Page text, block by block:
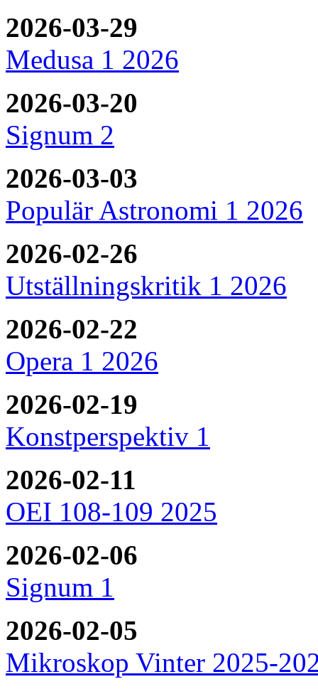
2026-03-29
Medusa 1 2026
2026-03-20
Signum 2
2026-03-03
Populär Astronomi 1 2026
2026-02-26
Utställningskritik 1 2026
2026-02-22
Opera 1 2026
2026-02-19
Konstperspektiv 1
2026-02-11
OEI 108-109 2025
2026-02-06
Signum 1
2026-02-05
Mikroskop Vinter 2025-